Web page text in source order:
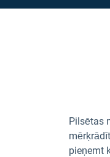
Pilsētas
pieņemt